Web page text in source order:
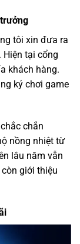
tôi xin đưa ra
tại cổng
khách hàng.
ký chơi game
chắn
nồng nhiệt từ
lâu năm vẫn
giới thiệu